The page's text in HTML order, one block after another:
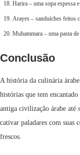
Harira – uma sopa espessa
Arayes – sanduíches feitos
Muhammara – uma pasta
Conclusão
A história da culinária
histórias que tem
antiga civilização árabe até
cativar paladares com suas
frescos.